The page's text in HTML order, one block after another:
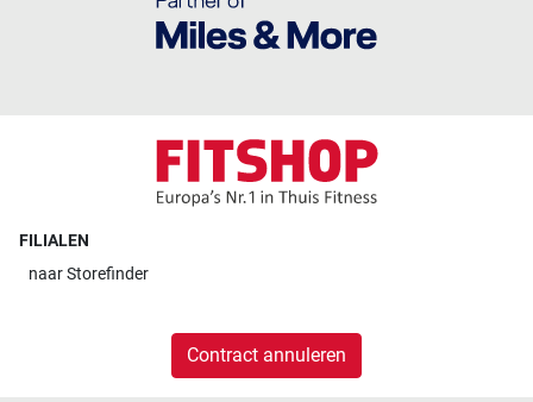
FILIALEN
naarStorefinder
Contract annuleren